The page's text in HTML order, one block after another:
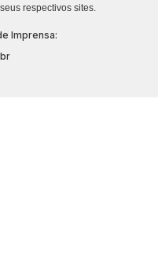
seus respectivos sites.
Imprensa: